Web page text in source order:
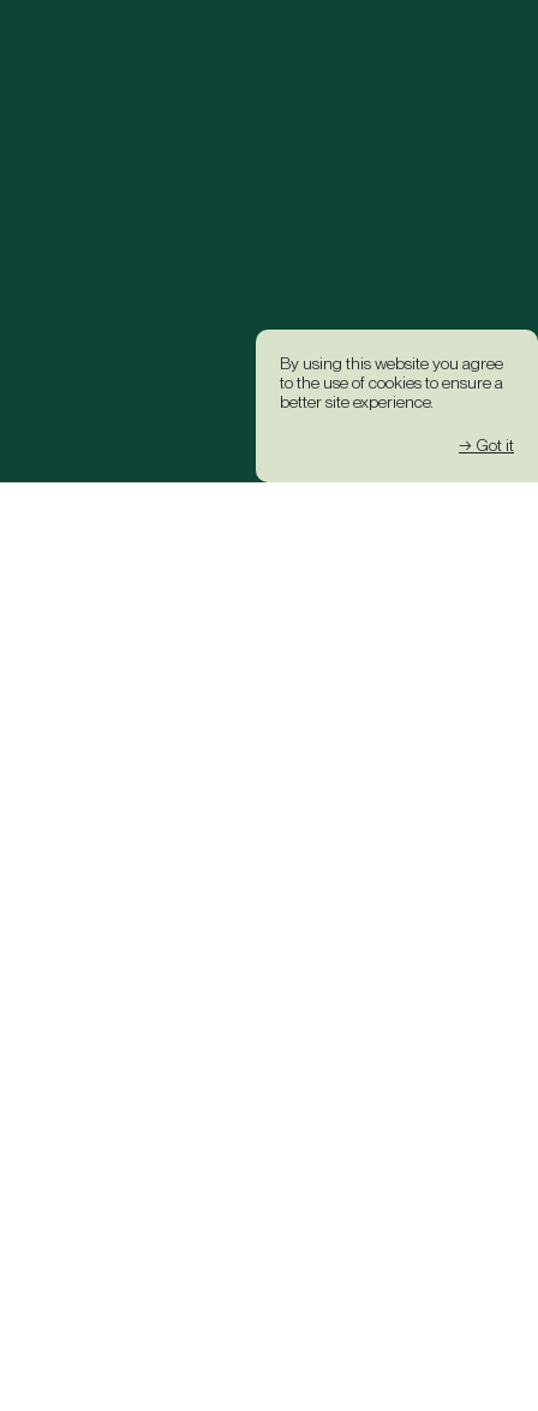
By using this website you agree
to the use of cookies to ensure a
better site experience.
→ Got it